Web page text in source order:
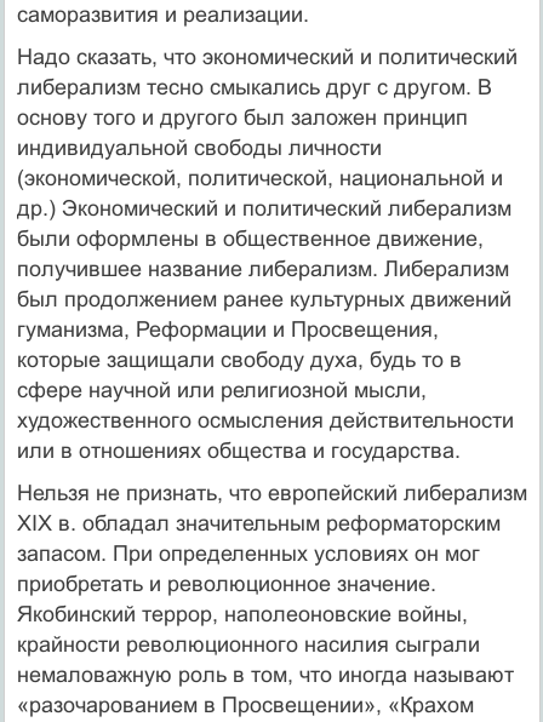
саморазвития и реализации.
Надо сказать, что экономический и политический
либерализм тесно смыкались друг с другом. В
основу того и другого был заложен принцип
индивидуальной свободы личности
(экономической, политической, национальной и
др.) Экономический и политический либерализм
были оформлены в общественное движение,
получившее название либерализм. Либерализм
был продолжением ранее культурных движений
гуманизма, Реформации и Просвещения,
которые защищали свободу духа, будь то в
сфере научной или религиозной мысли,
художественного осмысления действительности
или в отношениях общества и государства.
Нельзя не признать, что европейский либерализм
XIX в. обладал значительным реформаторским
запасом. При определенных условиях он мог
приобретать и революционное значение.
Якобинский террор, наполеоновские войны,
крайности революционного насилия сыграли
немаловажную роль в том, что иногда называют
«разочарованием в Просвещении», «Крахом